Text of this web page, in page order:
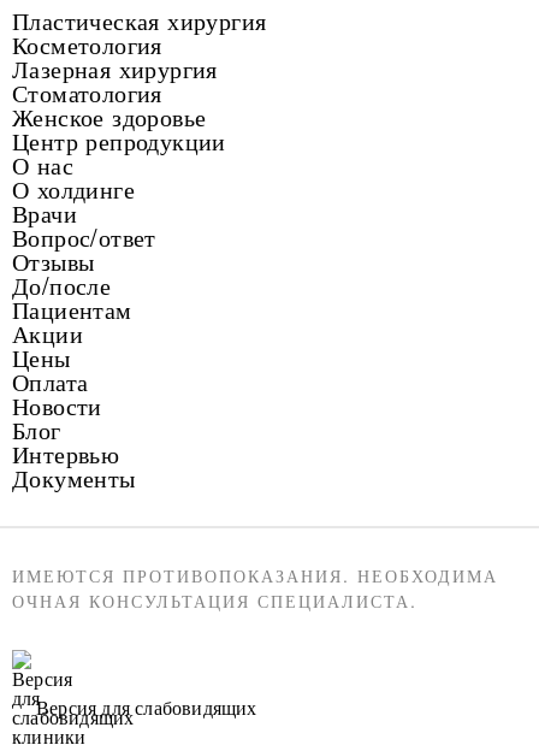
Пластическая хирургия
Косметология
Лазерная хирургия
Стоматология
Женское здоровье
Центр репродукции
О нас
О холдинге
Врачи
Вопрос/ответ
Отзывы
До/после
Пациентам
Акции
Цены
Оплата
Новости
Блог
Интервью
Документы
ИМЕЮТСЯ ПРОТИВОПОКАЗАНИЯ. НЕОБХОДИМА
ОЧНАЯ КОНСУЛЬТАЦИЯ СПЕЦИАЛИСТА.
Версия для слабовидящих